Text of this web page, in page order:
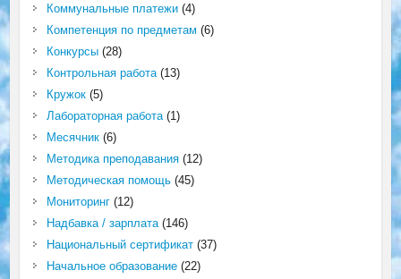
Коммунальные платежи(4)
Компетенция по предметам (6)
Конкурсы(28)
Контрольная работа(13)
Кружок(5)
Лабораторная работа(1)
Месячник(6)
Методика преподавания(12)
Методическая помощь(45)
Мониторинг(12)
Надбавка / зарплата(146)
Национальный сертификат(37)
Начальное образование(22)